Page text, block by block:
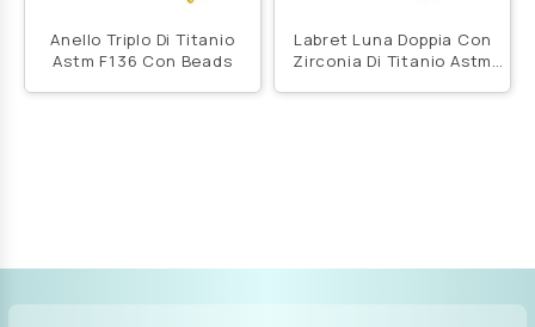
Anello Triplo Di Titanio
Astm F136 Con Beads
Labret Luna Doppia Con
Zirconia Di Titanio Astm